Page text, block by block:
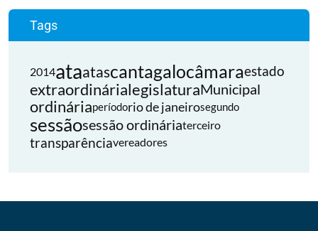
Tags
2014ataatascantagalocâmaraestado
extraordinárialegislaturaMunicipal
ordináriaperíodorio de janeirosegundo
sessãosessão ordináriaterceiro
transparênciavereadores